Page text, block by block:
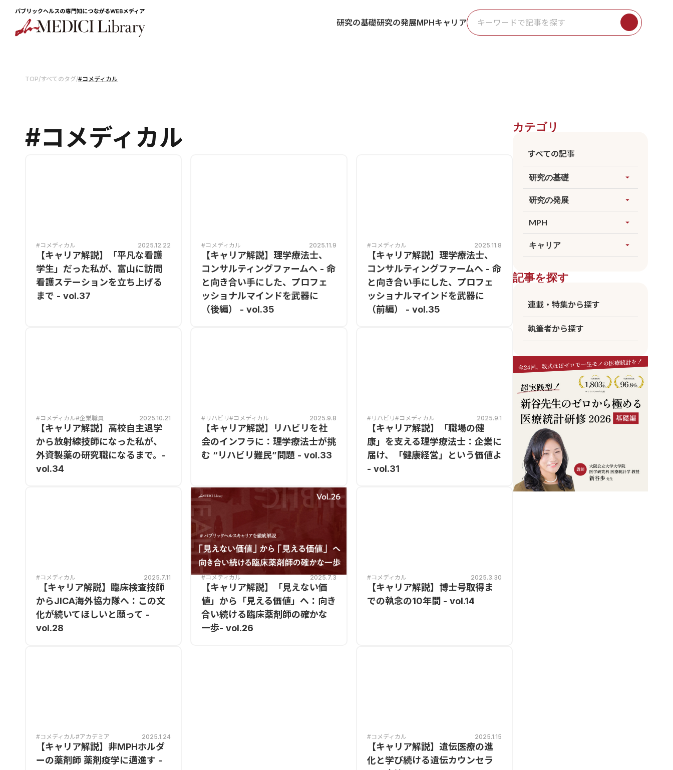
研究の基礎研究の発展MPHキャリア
TOP/すべてのタグ/#コメディカル
#コメディカル
#コメディカル 2025.12.22
【キャリア解説】「平凡な看護
学生」だった私が、富山に訪問
看護ステーションを立ち上げる
まで - vol.37
#コメディカル 2025.11.9
【キャリア解説】理学療法士、
コンサルティングファームへ - 命
と向き合い手にした、プロフェ
ッショナルマインドを武器に
（後編） - vol.35
#コメディカル 2025.11.8
【キャリア解説】理学療法士、
コンサルティングファームへ - 命
と向き合い手にした、プロフェ
ッショナルマインドを武器に
（前編） - vol.35
#コメディカル#企業職員 2025.10.21
【キャリア解説】高校自主退学
から放射線技師になった私が、
外資製薬の研究職になるまで。-
vol.34
#リハビリ#コメディカル 2025.9.8
【キャリア解説】リハビリを社
会のインフラに：理学療法士が挑
む “リハビリ難民”問題 - vol.33
#リハビリ#コメディカル 2025.9.1
【キャリア解説】「職場の健
康」を支える理学療法士：企業に
届け、「健康経営」という価値よ
- vol.31
#コメディカル 2025.7.11
【キャリア解説】臨床検査技師
からJICA海外協力隊へ：この文
化が続いてほしいと願って -
vol.28
#コメディカル 2025.7.3
【キャリア解説】「見えない価
値」から「見える価値」へ：向き
合い続ける臨床薬剤師の確かな
一歩- vol.26
#コメディカル 2025.3.30
【キャリア解説】博士号取得ま
での執念の10年間 - vol.14
#コメディカル#アカデミア 2025.1.24
【キャリア解説】非MPHホルダ
ーの薬剤師 薬剤疫学に邁進す -
#コメディカル 2025.1.15
【キャリア解説】遺伝医療の進
化と学び続ける遺伝カウンセラ
カテゴリ
すべての記事
研究の基礎 arrow_drop_up
すべてを見る
論文執筆
医療統計
研究の発展 arrow_drop_up
すべてを見る
臨床
ビジネス
MPH arrow_drop_up
すべてを見る
国公立MPH
京大MPH
キャリア arrow_drop_up
医師
看護師
リハビリ
企業職員
記事を探す
連載・特集から探す
執筆者から探す